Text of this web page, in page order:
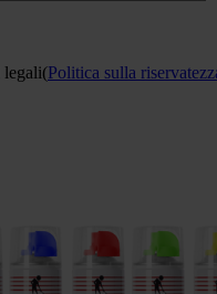
legali(Politica sulla